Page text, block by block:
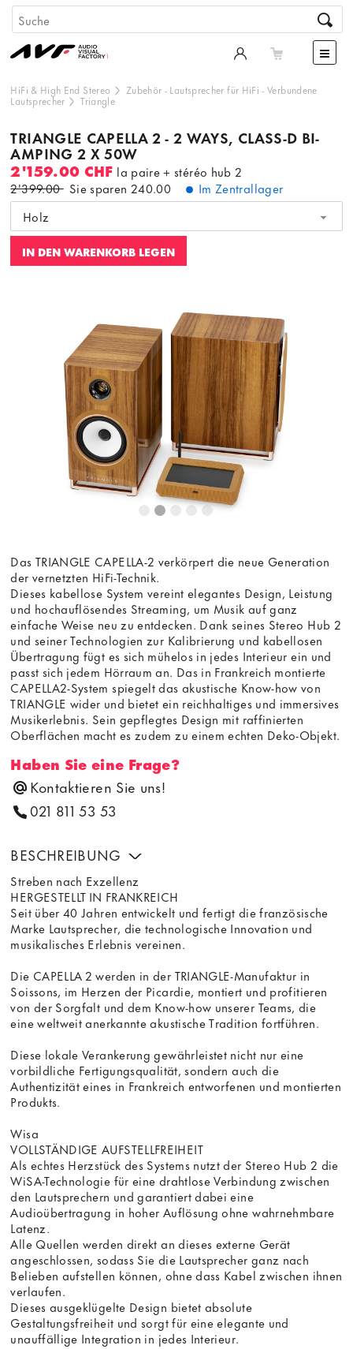
HiFi & High End Stereo Zubehör - Lautsprecher für HiFi -Verbundene
Lautsprecher Triangle
TRIANGLE CAPELLA 2 - 2 WAYS, CLASS-D BI-
AMPING 2 X 50W
2'159.00 CHF la paire + stéréo hub 2
2'399.00 Sie sparen 240.00
Im Zentrallager
Holz
IN DEN WARENKORB LEGEN
Dieser Inhalt wird von einer dritten Partei gehostet. Durch
die Anzeige des externen Inhalts akzeptieren Sie die
Bedingungen
von youtube.com.
Video laden Frag nicht mehr
Das TRIANGLE CAPELLA-2 verkörpert die neue Generation
der vernetzten HiFi-Technik.
Dieses kabellose System vereint elegantes Design, Leistung
und hochauflösendes Streaming, um Musik auf ganz
einfache Weise neu zu entdecken. Dank seines Stereo Hub 2
und seiner Technologien zur Kalibrierung und kabellosen
Übertragung fügt es sich mühelos in jedes Interieur ein und
passt sich jedem Hörraum an. Das in Frankreich montierte
CAPELLA2-System spiegelt das akustische Know-how von
TRIANGLE wider und bietet ein reichhaltiges und immersives
Musikerlebnis. Sein gepflegtes Design mit raffinierten
Oberflächen macht es zudem zu einem echten Deko-Objekt.
Haben Sie eine Frage?
Kontaktieren Sie uns!
021 811 53 53
BESCHREIBUNG
Streben nach Exzellenz
HERGESTELLT IN FRANKREICH
Seit über 40 Jahren entwickelt und fertigt die französische
Marke Lautsprecher, die technologische Innovation und
musikalisches Erlebnis vereinen.
Die CAPELLA 2 werden in der TRIANGLE-Manufaktur in
Soissons, im Herzen der Picardie, montiert und profitieren
von der Sorgfalt und dem Know-how unserer Teams, die
eine weltweit anerkannte akustische Tradition fortführen.
Diese lokale Verankerung gewährleistet nicht nur eine
vorbildliche Fertigungsqualität, sondern auch die
Authentizität eines in Frankreich entworfenen und montierten
Produkts.
Wisa
VOLLSTÄNDIGE AUFSTELLFREIHEIT
Als echtes Herzstück des Systems nutzt der Stereo Hub 2 die
WiSA-Technologie für eine drahtlose Verbindung zwischen
den Lautsprechern und garantiert dabei eine
Audioübertragung in hoher Auflösung ohne wahrnehmbare
Latenz.
Alle Quellen werden direkt an dieses externe Gerät
angeschlossen, sodass Sie die Lautsprecher ganz nach
Belieben aufstellen können, ohne dass Kabel zwischen ihnen
verlaufen.
Dieses ausgeklügelte Design bietet absolute
Gestaltungsfreiheit und sorgt für eine elegante und
unauffällige Integration in jedes Interieur.